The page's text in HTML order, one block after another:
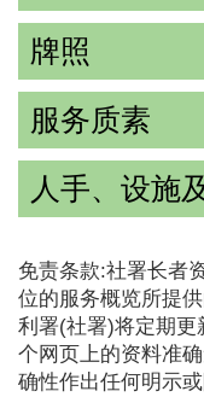
牌照
服务质素
人手、设施
免责条款:社署长者
位的服务概览所提
利署(社署)将定期
个网页上的资料准
确性作出任何明示